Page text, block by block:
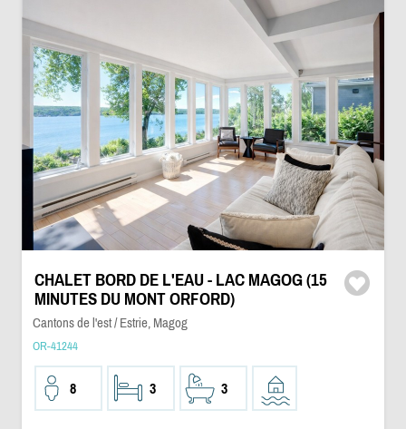
CHALET BORD DE L'EAU - LAC MAGOG (15
MINUTES DU MONT ORFORD)
Cantons de l'est / Estrie, Magog
OR-41244
8 3 3